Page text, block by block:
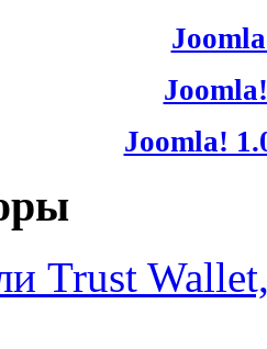
Joomla!
Trust